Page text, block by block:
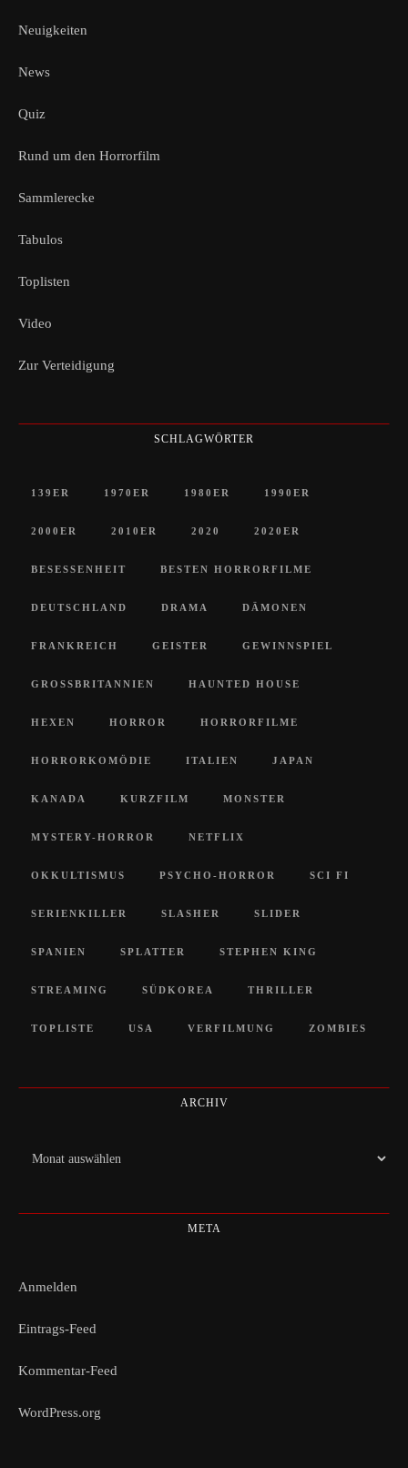
Neuigkeiten
News
Quiz
Rund um den Horrorfilm
Sammlerecke
Tabulos
Toplisten
Video
Zur Verteidigung
SCHLAGWÖRTER
139ER 1970ER 1980ER 1990ER
2000ER 2010ER 2020 2020ER
BESESSENHEIT BESTEN HORRORFILME
DEUTSCHLAND DRAMA DÄMONEN
FRANKREICH GEISTER GEWINNSPIEL
GROSSBRITANNIEN HAUNTED HOUSE
HEXEN HORROR HORRORFILME
HORRORKOMÖDIE ITALIEN JAPAN
KANADA KURZFILM MONSTER
MYSTERY-HORROR NETFLIX
OKKULTISMUS PSYCHO-HORROR SCI FI
SERIENKILLER SLASHER SLIDER
SPANIEN SPLATTER STEPHEN KING
STREAMING SÜDKOREA THRILLER
TOPLISTE USA VERFILMUNG ZOMBIES
ARCHIV
Archiv
META
Anmelden
Eintrags-Feed
Kommentar-Feed
WordPress.org